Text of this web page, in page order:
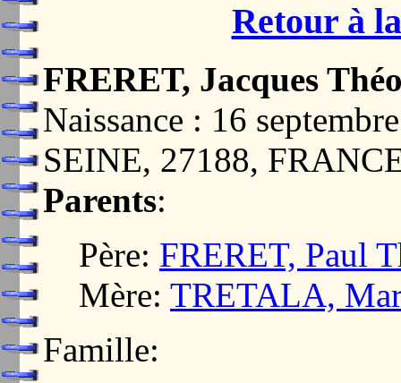
Retour à
FRERET, Jacques
Naissance : 16
SEINE, 27188,
Parents:
Père: FRERET, Paul
Mère: TRETALA,
Famille: